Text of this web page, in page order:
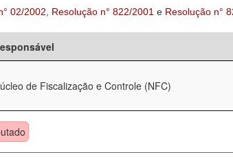
02/2002 Resolução n° 822/2001 e Resolução n°
de Fiscalização e Controle (NFC)